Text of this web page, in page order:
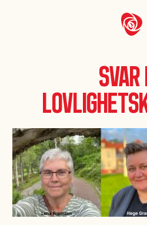
Svar